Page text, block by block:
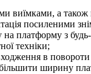
виїмками, а
посиленими
на платформу з будь-
техніки;
в повороти
ширину